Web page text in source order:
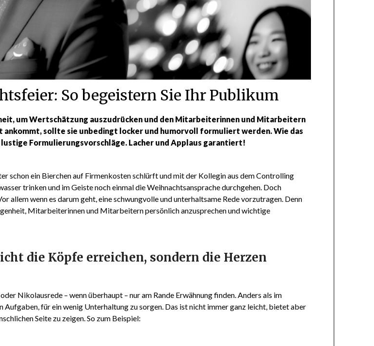
So begeistern Sie Ihr Publikum
um Wertschätzung auszudrücken und den Mitarbeiterinnen und Mitarbeitern
ankommt, sollte sie unbedingt locker und humorvoll formuliert werden. Wie das
Formulierungsvorschläge. Lacher und Applaus garantiert!
schon ein Bierchen auf Firmenkosten schlürft und mit der Kollegin aus dem Controlling
trinken und im Geiste noch einmal die Weihnachtsansprache durchgehen. Doch
allem wenn es darum geht, eine schwungvolle und unterhaltsame Rede vorzutragen. Denn
Mitarbeiterinnen und Mitarbeitern persönlich anzusprechen und wichtige
die Köpfe erreichen, sondern die Herzen
Nikolausrede – wenn überhaupt – nur am Rande Erwähnung finden. Anders als im
Aufgaben, für ein wenig Unterhaltung zu sorgen. Das ist nicht immer ganz leicht, bietet aber
Seite zu zeigen. So zum Beispiel: